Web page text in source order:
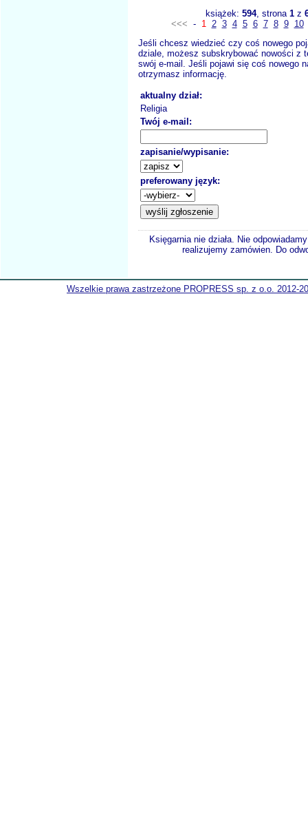
książek: 594, strona 1z
<<< - 1 2 3 4 5 6 7 8 9
10
Jeśli chcesz wiedzieć czy coś nowego
dziale, możesz subskrybować nowości z
swój e-mail. Jeśli pojawi się coś nowego
otrzymasz informację.
aktualny dział:
Religia
Twój e-mail:
zapisanie/wypisanie:
preferowany język:
Księgarnia nie działa. Nie
realizujemy zamówien. Do
Wszelkie prawa zastrzeżone PROPRESS sp. z o.o. 2012-